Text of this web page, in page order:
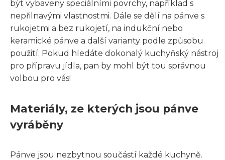
být vybaveny speciálními povrchy, například s
nepřilnavými vlastnostmi. Dále se dělí na pánve s
rukojetmi a bez rukojetí, na indukční nebo
keramické pánve a další varianty podle způsobu
použití. Pokud hledáte dokonalý kuchyňský nástroj
pro přípravu jídla, pan by mohl být tou správnou
volbou pro vás!
Materiály, ze kterých jsou pánve
vyráběny
Pánve jsou nezbytnou součástí každé kuchyně.